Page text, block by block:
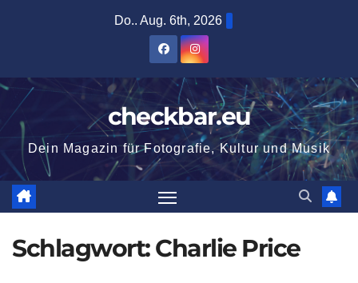
Do.. Aug. 6th, 2026
checkbar.eu
Dein Magazin für Fotografie, Kultur und Musik
Schlagwort:Charlie Price